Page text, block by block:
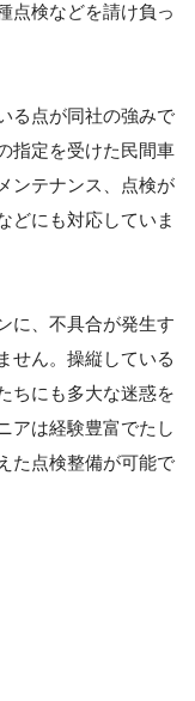
点検などを請け負っ
る点が同社の強みで
指定を受けた民間車
ンテナンス、点検が
どにも対応していま
に、不具合が発生す
せん。操縦している
ちにも多大な迷惑を
アは経験豊富でたし
た点検整備が可能で